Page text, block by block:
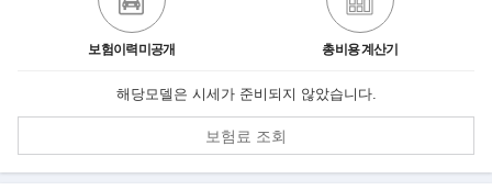
보험이력미공개 총비용 계산기
해당모델은 시세가 준비되지 않았습니다.
보험료 조회